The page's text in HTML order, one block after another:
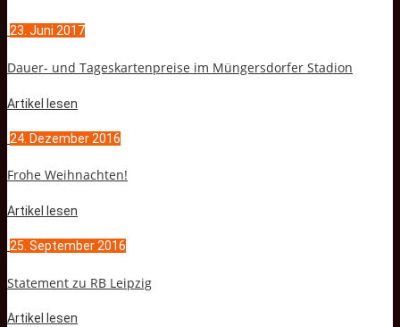
23. Juni 2017
Dauer- und Tageskartenpreise im Müngersdorfer Stadion
Artikel lesen
24. Dezember 2016
Frohe Weihnachten!
Artikel lesen
25. September 2016
Statement zu RB Leipzig
Artikel lesen